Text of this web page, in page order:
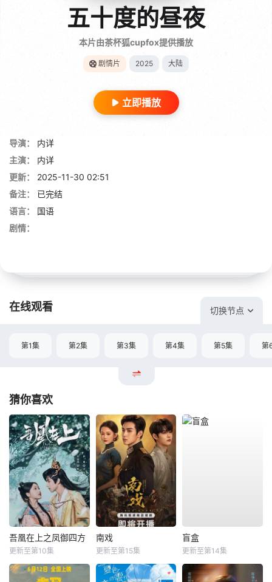
五十度的昼夜
本片由茶杯狐cupfox提供播放
剧情片 2025 大陆
立即播放
导演：
内详
主演：
内详
更新：
2025-11-30 02:51
备注：
已完结
语言：
国语
剧情：
在线观看 切换节点
第1集 第2集 第3集 第4集 第5集 第
猜你喜欢
吾凰在上之凤御四方
更新至第10集
南戏
更新至第15集
盲盒
更新至第14集